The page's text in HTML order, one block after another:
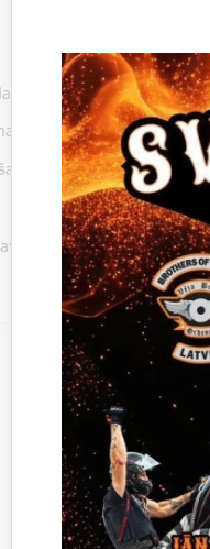
un statistika